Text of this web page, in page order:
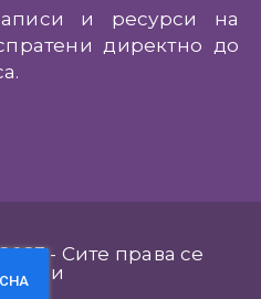
и ресурси на
директно до
- Сите права се